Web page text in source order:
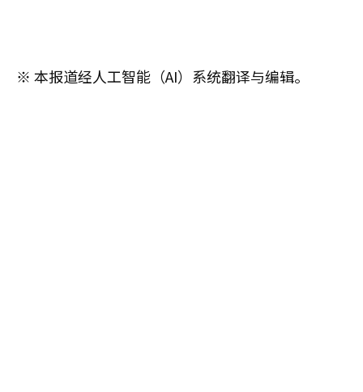
※ 本报道经人工智能（AI）系统翻译与编辑。